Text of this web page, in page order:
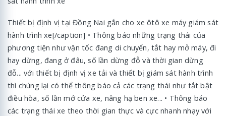
Thiết bị định vị tại Đồng Nai gắn cho xe ôtô xe máy giám sát
hành trình xe[/caption] • Thông báo những trạng thái của
phương tiện như vận tốc đang di chuyển, tắt hay mở máy, đi
hay dừng, đang ở đâu, số lần dừng đỗ và thời gian dừng
đỗ... với thiết bị định vị xe tải và thiết bị giám sát hành trình
thì chúng lại có thể thông báo cả các trạng thái như tắt bật
điều hòa, số lần mở cửa xe, nâng hạ ben xe... • Thông báo
các trạng thái xe theo thời gian thực và cực nhanh nhạy với